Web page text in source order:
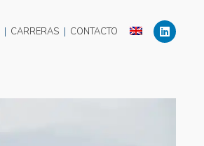
| CARRERAS | CONTACTO